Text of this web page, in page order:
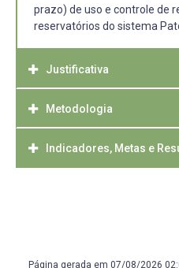
prazo) de uso e controle de
reservatórios do sistema
Justificativa
Órgãos e empresas ligadas
irrigação, geração de
extremos (p.e. Defesa Civil)
próximos dias ou semanas
Metodologia
Será proposto usando, de
Hydrologic Engineering
Indicadores, Metas e
bacias hidrográficas,
Página gerada em 07/08/2026